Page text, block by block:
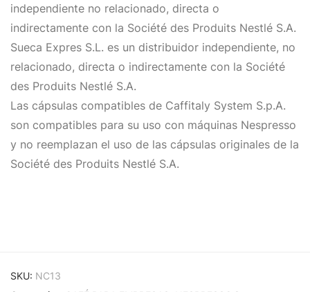
independiente no relacionado, directa o
indirectamente con la Société des Produits Nestlé S.A.
Sueca Expres S.L. es un distribuidor independiente, no
relacionado, directa o indirectamente con la Société
des Produits Nestlé S.A.
Las cápsulas compatibles de Caffitaly System S.p.A.
son compatibles para su uso con máquinas Nespresso
y no reemplazan el uso de las cápsulas originales de la
Société des Produits Nestlé S.A.
SKU: NC13